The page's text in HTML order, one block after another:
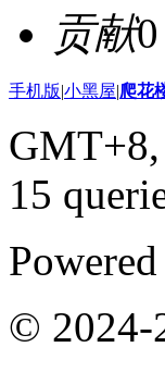
贡献0
手机版|小黑屋|爬花
15
© 2024-